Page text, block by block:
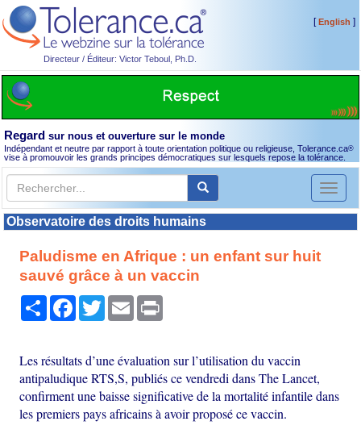
Directeur / Éditeur: Victor Teboul, Ph.D.
[English ]
Regard sur nous et ouverture sur le monde
Indépendant et neutre par rapport à toute orientation politique ou religieuse, Tolerance.ca®
vise à promouvoir les grands principes démocratiques sur lesquels repose la tolérance.
Toggle
Observatoire des droits humains
Paludisme en Afrique : un enfant sur huit
sauvé grâce à un vaccin
PartagerFacebook
TwitterEmail
Les résultats d’une évaluation sur l’utilisation du vaccin
antipaludique RTS,S, publiés ce vendredi dans The Lancet,
confirment une baisse significative de la mortalité infantile dans
les premiers pays africains à avoir proposé ce vaccin.